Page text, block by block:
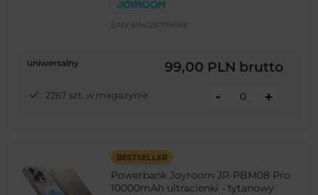
EAN: 6941237119698
uniwersalny 99,00 PLN brutto
2267 szt. w magazynie - +
BESTSELLER
Powerbank Joyroom JR-PBM08 Pro
10000mAh ultracienki - tytanowy